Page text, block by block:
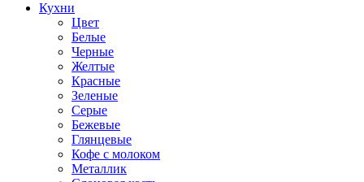
Кухни
Цвет
Белые
Черные
Желтые
Красные
Зеленые
Серые
Бежевые
Глянцевые
Кофе с молоком
Металлик